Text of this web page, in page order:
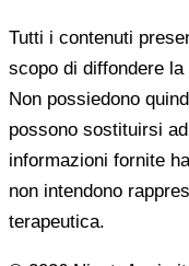
Tutti i contenuti
scopo di diffondere
Non possiedono
possono sostituirsi
informazioni fornite
non intendono
terapeutica.